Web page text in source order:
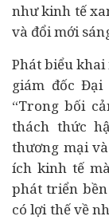
như kinh tế
và đổi mới
Phát biểu khai
giám đốc Đại
“Trong bối
thách thức
thương mại
ích kinh tế
phát triển
có lợi thế về